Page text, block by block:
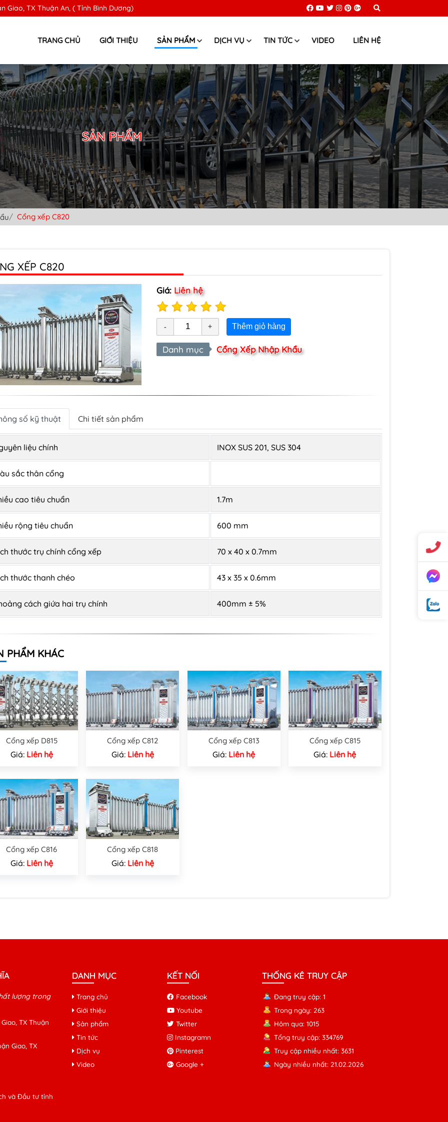
Giao, TX Thuận An, ( Tỉnh Bình Dương)
TRANG CHỦ GIỚI THIỆU SẢN PHẨM DỊCH VỤ TIN TỨC VIDEO LIÊN HỆ
SẢN PHẨM
Cổng xếp C820
XẾP C820
Giá: Liên hệ
Thêm giỏ hàng
Danh mục Cổng Xếp Nhập Khẩu
số kỹ thuật Chi tiết sản phẩm
liệu chính INOX SUS 201, SUS 304
sắc thân cổng
cao tiêu chuẩn 1.7m
rộng tiêu chuẩn 600 mm
thước trụ chính cổng xếp 70 x 40 x 0.7mm
thước thanh chéo 43 x 35 x 0.6mm
cách giứa hai trụ chính 400mm ± 5%
PHẨM KHÁC
Cổng xếp D815
Giá: Liên hệ
Cổng xếp C812
Giá: Liên hệ
Cổng xếp C813
Giá: Liên hệ
Cổng xếp C815
Giá: Liên hệ
Cổng xếp C816
Giá: Liên hệ
Cổng xếp C818
Giá: Liên hệ
lượng trong
TX Thuận
Giao, TX
và Đầu tư tỉnh
DANH MỤC
Trang chủ
Giới thiệu
Sản phẩm
Tin tức
Dịch vụ
Video
KẾT NỐI
Facebook
Youtube
Twitter
Instagramn
Pinterest
Google +
THỐNG KÊ TRUY CẬP
Đang truy cập: 1
Trong ngày: 263
Hôm qua: 1015
Tổng truy cập: 334769
Truy cập nhiều nhất: 3631
Ngày nhiều nhất: 21.02.2026